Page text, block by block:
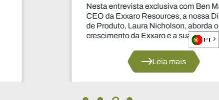
Nesta entrevista exclusiva com Ben Magara,
CEO da Exxaro Resources, a nossa Diretora
de Produto, Laura Nicholson, aborda o
crescimento da Exxaro e a sua diversificação
Leia mais
PT